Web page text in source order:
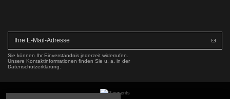
Sie können Ihr Einverständnis jederzeit widerrufen.
Unsere Kontaktinformationen finden Sie u. a. in der
Datenschutzerklärung.